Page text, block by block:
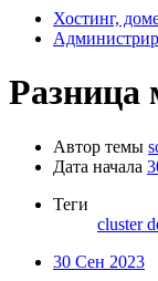
Хостинг,
Разница
Автор темы
Дата начала
Теги
cluster
30 Сен 2023